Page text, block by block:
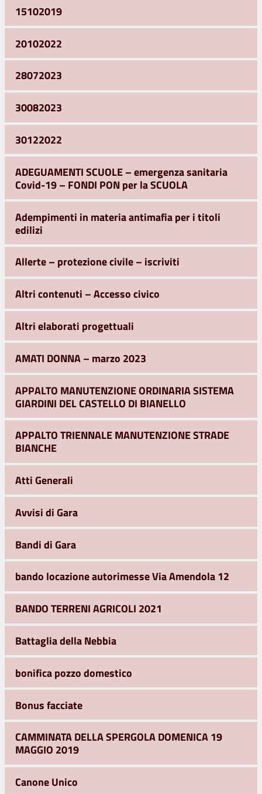
15102019
20102022
28072023
30082023
30122022
ADEGUAMENTI SCUOLE – emergenza sanitaria
Covid-19 – FONDI PON per la SCUOLA
Adempimenti in materia antimafia per i titoli
edilizi
Allerte – protezione civile – iscriviti
Altri contenuti – Accesso civico
Altri elaborati progettuali
AMATI DONNA – marzo 2023
APPALTO MANUTENZIONE ORDINARIA SISTEMA
GIARDINI DEL CASTELLO DI BIANELLO
APPALTO TRIENNALE MANUTENZIONE STRADE
BIANCHE
Atti Generali
Avvisi di Gara
Bandi di Gara
bando locazione autorimesse Via Amendola 12
BANDO TERRENI AGRICOLI 2021
Battaglia della Nebbia
bonifica pozzo domestico
Bonus facciate
CAMMINATA DELLA SPERGOLA DOMENICA 19
MAGGIO 2019
Canone Unico